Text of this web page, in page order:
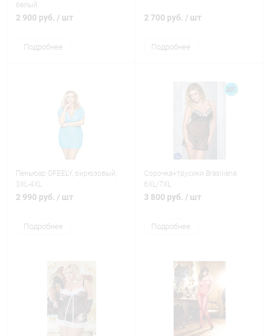
белый
2 900 руб. / шт
Подробнее
2 700 руб. / шт
Подробнее
Пеньюар OFEELY, бирюзовый,
3XL-4XL
2 990 руб. / шт
Подробнее
Сорочка+трусики Brasiliana
6XL/7XL
3 800 руб. / шт
Подробнее